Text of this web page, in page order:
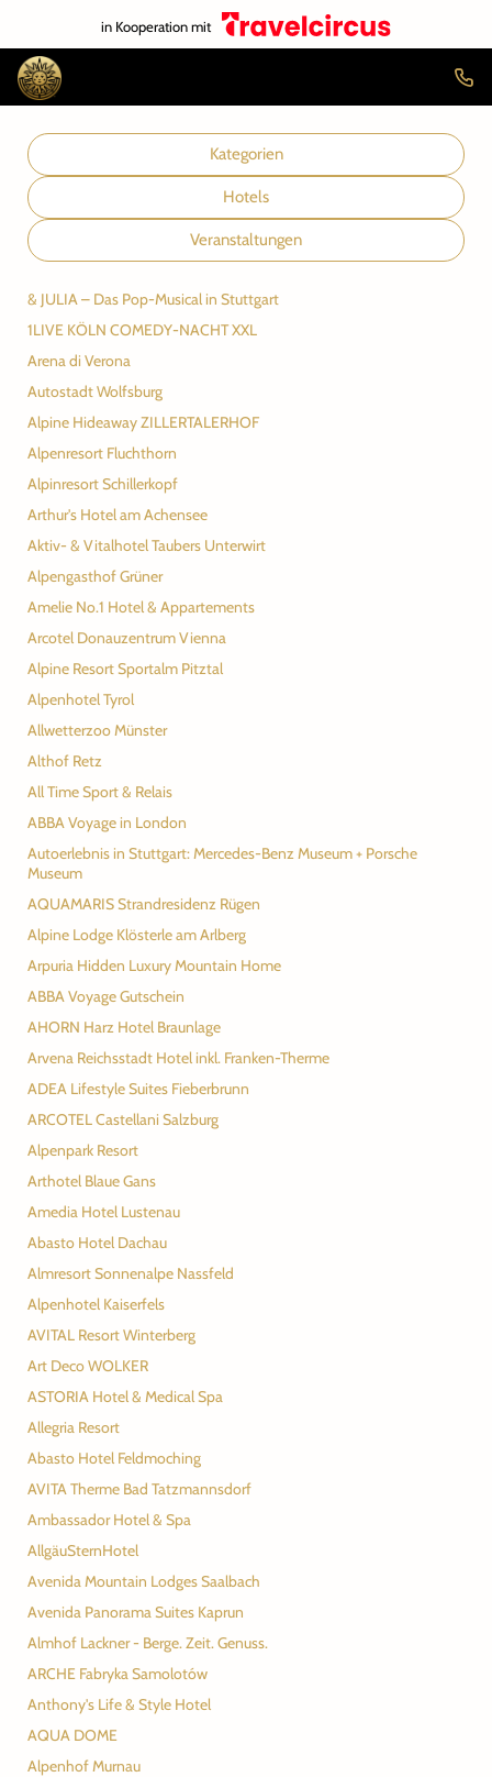
in Kooperation mit
Kategorien
Hotels
Veranstaltungen
& JULIA – Das Pop-Musical in Stuttgart
1LIVE KÖLN COMEDY-NACHT XXL
Arena di Verona
Autostadt Wolfsburg
Alpine Hideaway ZILLERTALERHOF
Alpenresort Fluchthorn
Alpinresort Schillerkopf
Arthur's Hotel am Achensee
Aktiv- & Vitalhotel Taubers Unterwirt
Alpengasthof Grüner
Amelie No.1 Hotel & Appartements
Arcotel Donauzentrum Vienna
Alpine Resort Sportalm Pitztal
Alpenhotel Tyrol
Allwetterzoo Münster
Althof Retz
All Time Sport & Relais
ABBA Voyage in London
Autoerlebnis in Stuttgart: Mercedes-Benz Museum + Porsche
Museum
AQUAMARIS Strandresidenz Rügen
Alpine Lodge Klösterle am Arlberg
Arpuria Hidden Luxury Mountain Home
ABBA Voyage Gutschein
AHORN Harz Hotel Braunlage
Arvena Reichsstadt Hotel inkl. Franken-Therme
ADEA Lifestyle Suites Fieberbrunn
ARCOTEL Castellani Salzburg
Alpenpark Resort
Arthotel Blaue Gans
Amedia Hotel Lustenau
Abasto Hotel Dachau
Almresort Sonnenalpe Nassfeld
Alpenhotel Kaiserfels
AVITAL Resort Winterberg
Art Deco WOLKER
ASTORIA Hotel & Medical Spa
Allegria Resort
Abasto Hotel Feldmoching
AVITA Therme Bad Tatzmannsdorf
Ambassador Hotel & Spa
AllgäuSternHotel
Avenida Mountain Lodges Saalbach
Avenida Panorama Suites Kaprun
Almhof Lackner - Berge. Zeit. Genuss.
ARCHE Fabryka Samolotów
Anthony's Life & Style Hotel
AQUA DOME
Alpenhof Murnau